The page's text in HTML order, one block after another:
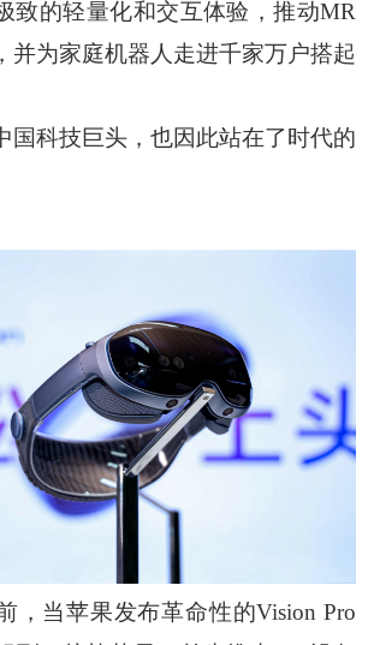
量化和交互体验，推动MR
并为家庭机器人走进千家万户搭起
巨头，也因此站在了时代的
果发布革命性的Vision Pro